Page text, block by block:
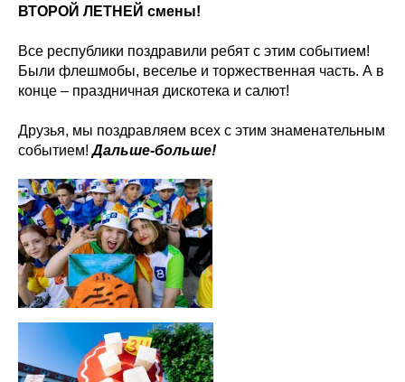
ВТОРОЙ ЛЕТНЕЙ смены!
Все республики поздравили ребят с этим событием!
Были флешмобы, веселье и торжественная часть. А в
конце – праздничная дискотека и салют!
Друзья, мы поздравляем всех с этим знаменательным
событием!Дальше-больше!